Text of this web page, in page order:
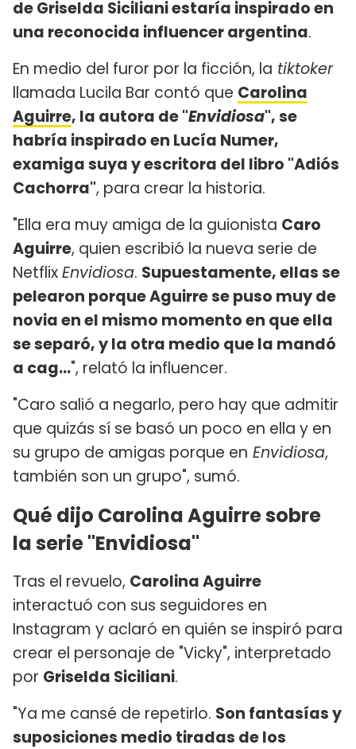
de Griselda Siciliani estaría inspirado en
una reconocida influencer argentina.
En medio del furor por la ficción, la tiktoker
llamada Lucila Bar contó que Carolina
Aguirre, la autora de "Envidiosa", se
habría inspirado en Lucía Numer,
examiga suya y escritora del libro "Adiós
Cachorra", para crear la historia.
"Ella era muy amiga de la guionista Caro
Aguirre, quien escribió la nueva serie de
NetflixEnvidiosa. Supuestamente, ellas se
pelearon porque Aguirre se puso muy de
novia en el mismo momento en que ella
se separó, y la otra medio que la mandó
a cag...", relató la influencer.
"Caro salió a negarlo, pero hay que admitir
que quizás sí se basó un poco en ella y en
su grupo de amigas porque en Envidiosa,
también son un grupo", sumó.
Qué dijo Carolina Aguirre sobre
la serie "Envidiosa"
Tras el revuelo, Carolina Aguirre
interactuó con sus seguidores en
Instagram y aclaró en quién se inspiró para
crear el personaje de "Vicky", interpretado
por Griselda Siciliani.
"Ya me cansé de repetirlo. Son fantasías y
suposiciones medio tiradas de los